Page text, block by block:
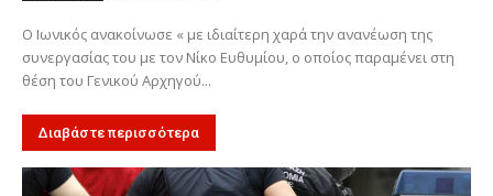
Ο Ιωνικός ανακοίνωσε « με ιδιαίτερη χαρά την ανανέωση της
συνεργασίας του με τον Νίκο Ευθυμίου, ο οποίος παραμένει στη
θέση του Γενικού Αρχηγού...
Διαβάστε περισσότερα